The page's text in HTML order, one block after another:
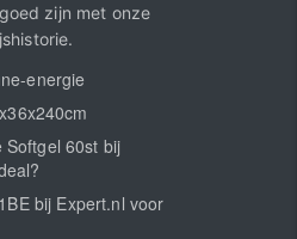
zijn met onze
energie
60st bij
bij Expert.nl voor